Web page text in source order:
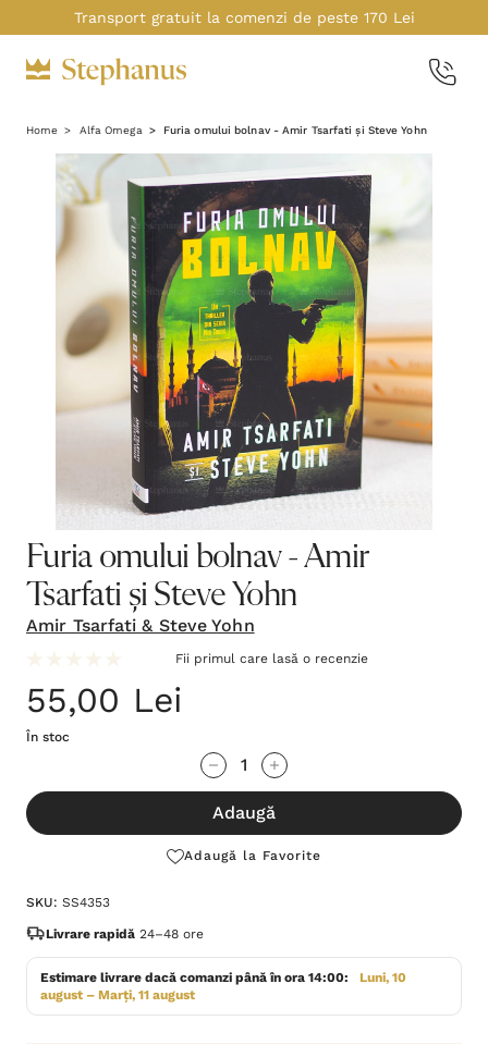
Transport gratuit la comenzi de peste 170 Lei
Home Alfa Omega Furia omului bolnav - Amir Tsarfati și Steve Yohn
Furia omului bolnav - Amir
Tsarfati și Steve Yohn
Amir Tsarfati & Steve Yohn
Fii primul care lasă o recenzie
55,00 Lei
În stoc
te!
Stocul
Adaugă
Adaugă la Favorite
SKU: SS4353
Livrare rapidă 24–48 ore
Estimare livrare dacă comanzi până în ora 14:00:
Luni, 10
august – Marți, 11 august